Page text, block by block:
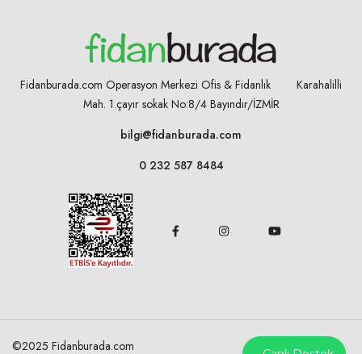
Fidanburada.com Operasyon Merkezi Ofis & Fidanlık Karahalilli
Mah. 1.çayır sokak No:8/4 Bayındır/İZMİR
bilgi@fidanburada.com
0 232 587 8484
©2025 Fidanburada.com